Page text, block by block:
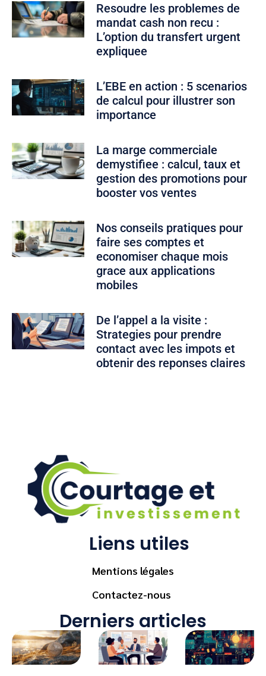
Resoudre les problemes de
mandat cash non recu :
L’option du transfert urgent
expliquee
L’EBE en action : 5 scenarios
de calcul pour illustrer son
importance
La marge commerciale
demystifiee : calcul, taux et
gestion des promotions pour
booster vos ventes
Nos conseils pratiques pour
faire ses comptes et
economiser chaque mois
grace aux applications
mobiles
De l’appel a la visite :
Strategies pour prendre
contact avec les impots et
obtenir des reponses claires
Liens utiles
Mentions légales
Contactez-nous
Derniers articles